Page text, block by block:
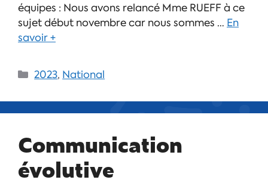
équipes : Nous avons relancé Mme RUEFF à ce
sujet début novembre car nous sommes … En
savoir +
2023, National
Communication
évolutive